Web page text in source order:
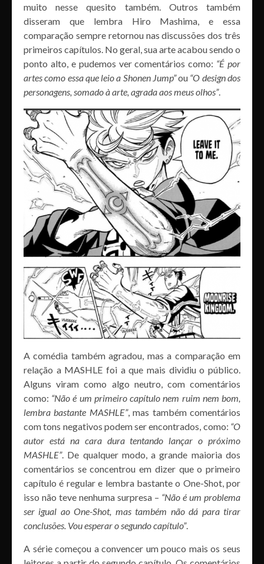
muito nesse quesito também. Outros também
disseram que lembra Hiro Mashima, e essa
comparação sempre retornou nas discussões dos três
primeiros capítulos. No geral, sua arte acabou sendo o
ponto alto, e pudemos ver comentários como: “É por
artes como essa que leio a Shonen Jump”ou “O design dos
personagens, somado à arte, agrada aos meus olhos”.
A comédia também agradou, mas a comparação em
relação a MASHLE foi a que mais dividiu o público.
Alguns viram como algo neutro, com comentários
como: “Não é um primeiro capítulo nem ruim nem bom,
lembra bastante MASHLE”, mas também comentários
com tons negativos podem ser encontrados, como: “O
autor está na cara dura tentando lançar o próximo
MASHLE”. De qualquer modo, a grande maioria dos
comentários se concentrou em dizer que o primeiro
capítulo é regular e lembra bastante o One-Shot, por
isso não teve nenhuma surpresa – “Não é um problema
ser igual ao One-Shot, mas também não dá para tirar
conclusões. Vou esperar o segundo capítulo”.
A série começou a convencer um pouco mais os seus